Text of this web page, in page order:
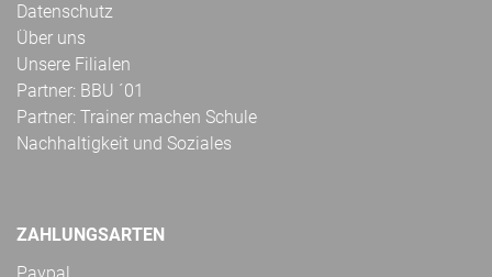
Datenschutz
Über uns
Unsere Filialen
Partner: BBU ´01
Partner: Trainer machen Schule
Nachhaltigkeit und Soziales
ZAHLUNGSARTEN